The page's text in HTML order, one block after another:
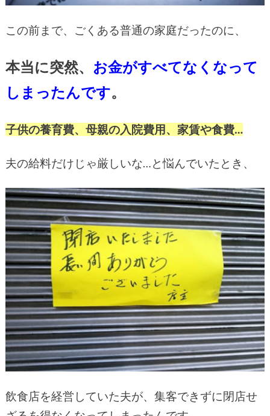
この前まで、ごくある普通の家庭だったのに、
本当に突然、 お金がすべてなくなって
しまったんです。
子供の養育費、母親の入院費用、家賃や食費…
夫の給料だけじゃ厳しいな…と悩んでいたとき、
飲食店を経営していた夫が、集客できずに閉店せ